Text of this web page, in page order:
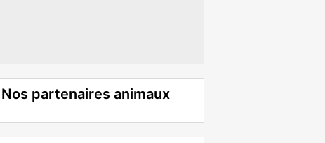
Nos partenaires animaux